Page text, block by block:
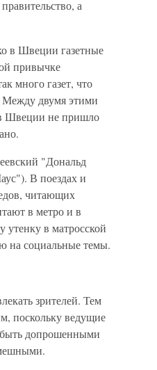
а
в Швеции газетные
привычке
много газет, что
Между двумя этими
в Швеции не пришло
"Дональд
В поездах и
читающих
в метро и в
утенку в матросской
на социальные темы.
зрителей. Тем
поскольку ведущие
быть допрошенными